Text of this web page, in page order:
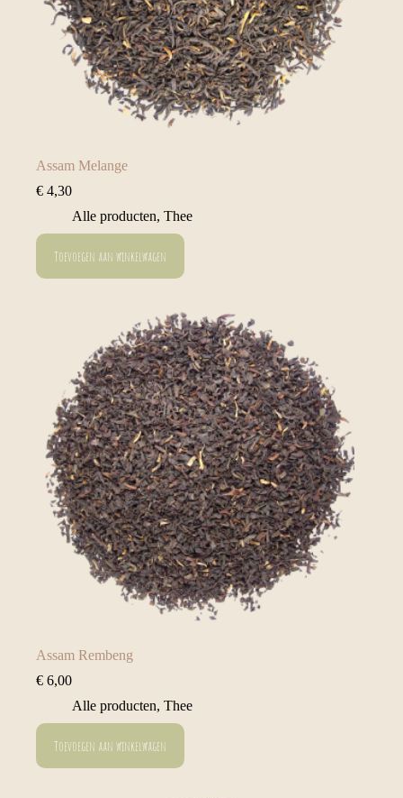
Assam Melange
€ 4,30
Alle producten, Thee
Toevoegen aan winkelwagen
Assam Rembeng
€ 6,00
Alle producten, Thee
Toevoegen aan winkelwagen